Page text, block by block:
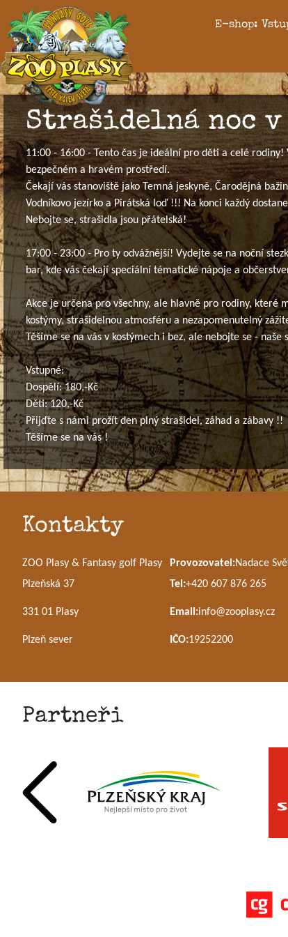
E-shop:
Strašidelná noc v
11:00 - 16:00 - Tento čas je ideální pro děti a celé
bezpečném a hravém prostředí.
Čekají vás stanoviště jako Temná jeskyně, Čarodějná
Vodníkovo jezírko a Pirátská loď !!! Na konci každý
Nebojte se, strašidla jsou přátelská!
17:00 - 23:00 - Pro ty odvážnější! Vydejte se na noční
bar, kde vás čekají speciální tématické nápoje a
Akce je určena pro všechny, ale hlavně pro rodiny, které
kostýmy, strašidelnou atmosféru a nezapomenutelný
Těšíme se na vás v kostýmech i bez, ale nebojte se -
Vstupné:
Dospělí: 180,-Kč
Děti: 120,-Kč
Přijďte s námi prožít den plný strašidel, záhad a zábavy !!
Těšíme se na vás !
Kontakty
ZOO Plasy & Fantasy golf Plasy
Plzeňská 37
331 01 Plasy
Plzeň sever
Provozovatel:Nadace
Tel:+420 607 876 265
Email:info@zooplasy.cz
IČO:19252200
Partneři